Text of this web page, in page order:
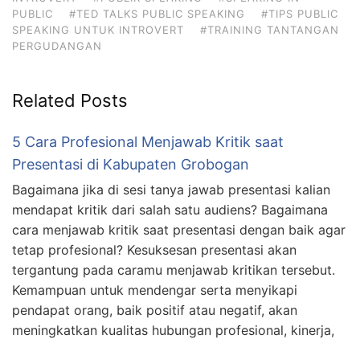
PUBLIC
#TED TALKS PUBLIC SPEAKING
#TIPS PUBLIC
SPEAKING UNTUK INTROVERT
#TRAINING TANTANGAN
PERGUDANGAN
Related Posts
5 Cara Profesional Menjawab Kritik saat
Presentasi di Kabupaten Grobogan
Bagaimana jika di sesi tanya jawab presentasi kalian
mendapat kritik dari salah satu audiens? Bagaimana
cara menjawab kritik saat presentasi dengan baik agar
tetap profesional? Kesuksesan presentasi akan
tergantung pada caramu menjawab kritikan tersebut.
Kemampuan untuk mendengar serta menyikapi
pendapat orang, baik positif atau negatif, akan
meningkatkan kualitas hubungan profesional, kinerja,